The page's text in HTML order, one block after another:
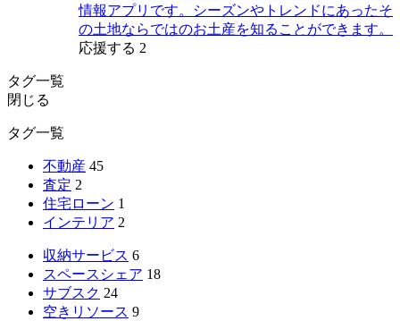
情報アプリです。シーズンやトレンドにあったそ
の土地ならではのお土産を知ることができます。
応援する 2
タグ一覧
閉じる
タグ一覧
不動産 45
査定 2
住宅ローン 1
インテリア 2
収納サービス 6
スペースシェア 18
サブスク 24
空きリソース 9